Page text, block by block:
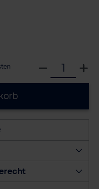
W
e
e
e